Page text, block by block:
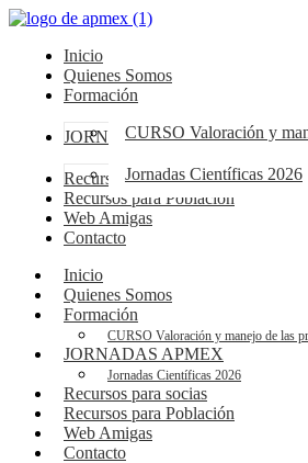
Inicio
Quienes Somos
Formación
CURSO Valoración y
JORNADAS APMEX
Jornadas Científicas 2026
Recursos para socias
Recursos para Población
Web Amigas
Contacto
Inicio
Quienes Somos
Formación
CURSO Valoración y manejo de las
JORNADAS APMEX
Jornadas Científicas 2026
Recursos para socias
Recursos para Población
Web Amigas
Contacto